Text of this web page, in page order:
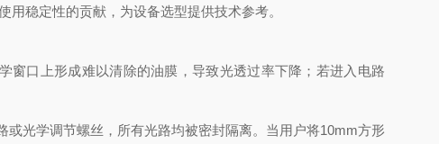
稳定性的贡献，为设备选型提供技术参考。
窗口上形成难以清除的油膜，导致光透过率下降；若进入电路
光学调节螺丝，所有光路均被密封隔离。当用户将10mm方形